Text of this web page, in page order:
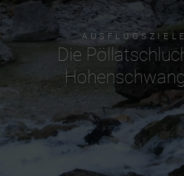
AUSFLUGSZIELE
Die